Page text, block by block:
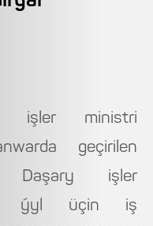
işler ministri
geçirilen
Daşary işler
nji ýyl üçin iş